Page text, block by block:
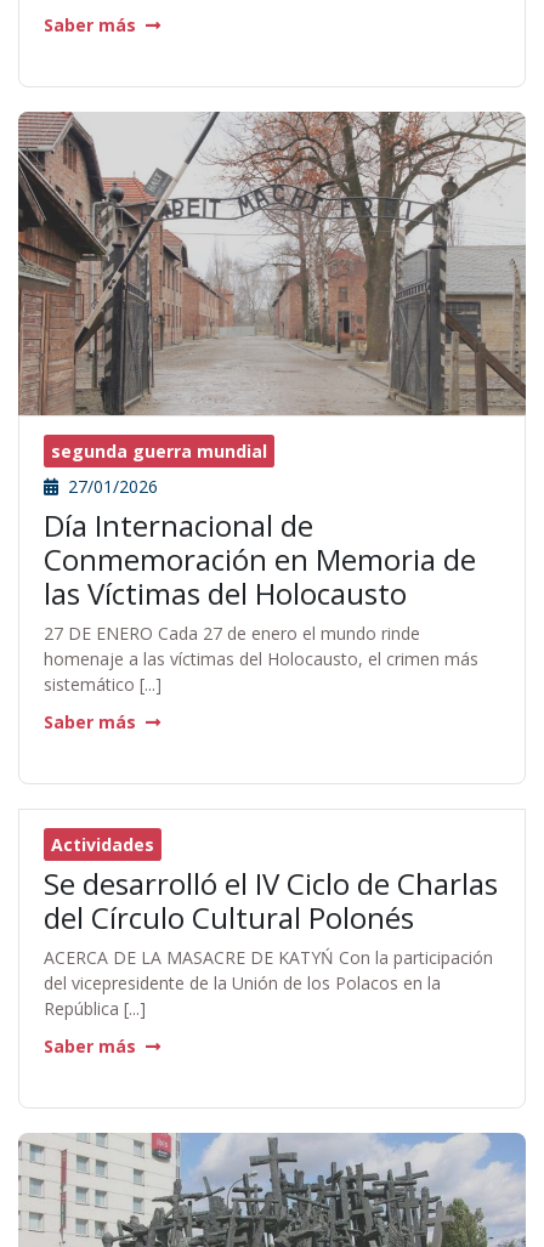
Saber más
segunda guerra mundial
27/01/2026
Día Internacional de
Conmemoración en Memoria de
las Víctimas del Holocausto
27 DE ENERO Cada 27 de enero el mundo rinde
homenaje a las víctimas del Holocausto, el crimen más
sistemático [...]
Saber más
Actividades
Se desarrolló el IV Ciclo de Charlas
del Círculo Cultural Polonés
ACERCA DE LA MASACRE DE KATYŃ Con la participación
del vicepresidente de la Unión de los Polacos en la
República [...]
Saber más